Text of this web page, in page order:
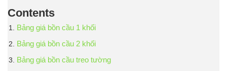
Contents
Bảng giá bồn cầu 1 khối
Bảng giá bồn cầu 2 khối
Bảng giá bồn cầu treo tường